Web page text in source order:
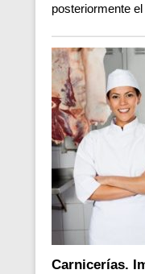
posteriormente
Carnicerías.